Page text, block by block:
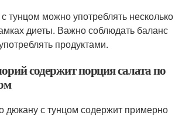
тунцом можно употреблять несколько
диеты. Важно соблюдать баланс
продуктами.
содержит порция салата по
дюкану с тунцом содержит примерно